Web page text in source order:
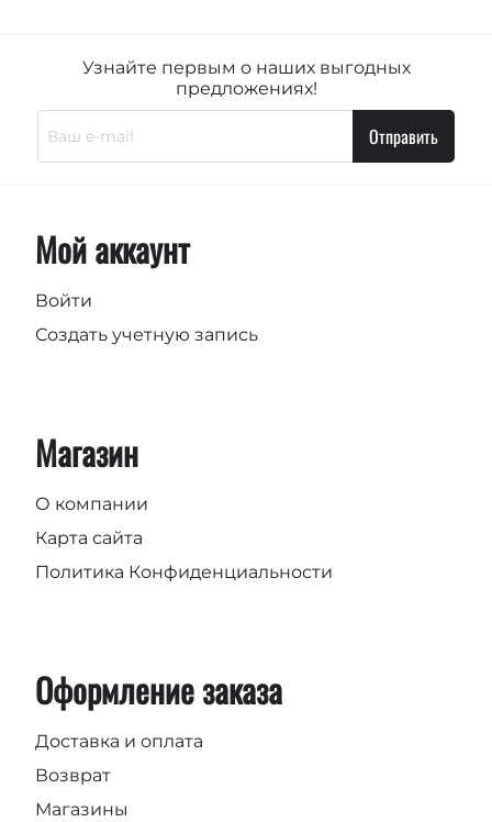
Узнайте первым о наших выгодных
предложениях!
Отправить
Мой аккаунт
Войти
Создать учетную запись
Магазин
О компании
Карта сайта
Политика Конфиденциальности
Оформление заказа
Доставка и оплата
Возврат
Магазины